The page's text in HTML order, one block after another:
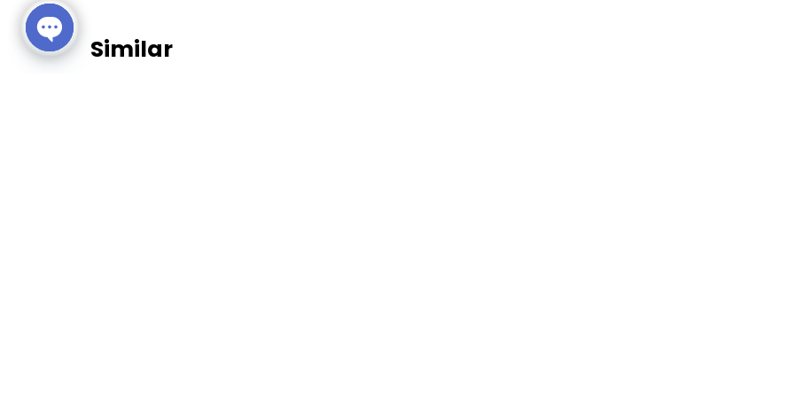
Similar
Open chaty